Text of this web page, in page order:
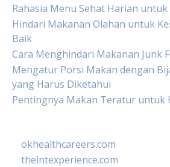
Rahasia Menu Sehat Harian
Hindari Makanan Olahan untuk
Baik
Cara Menghindari Makanan Junk
Mengatur Porsi Makan dengan
yang Harus Diketahui
Pentingnya Makan Teratur untuk
okhealthcareers.com
theintexperience.com